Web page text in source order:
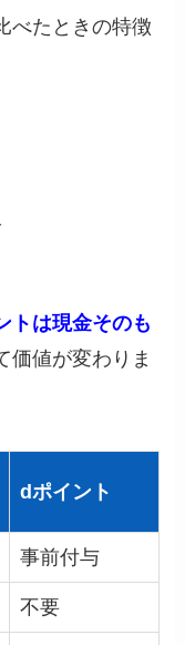
べたときの特徴
トは現金そのも
価値が変わりま
dポイント
事前付与
不要